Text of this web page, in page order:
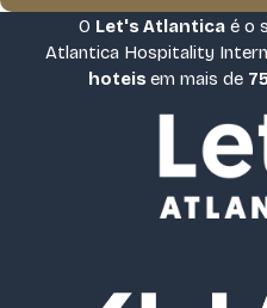
O Let's Atlantica é o
Atlantica Hospitality
hoteisem mais de